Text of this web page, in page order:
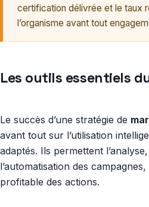
certification délivrée et le taux
l’organisme avant tout
Les outils essentiels
Le succès d’une stratégie de
avant tout sur l’utilisation
adaptés. Ils permettent
l’automatisation des
profitable des actions.